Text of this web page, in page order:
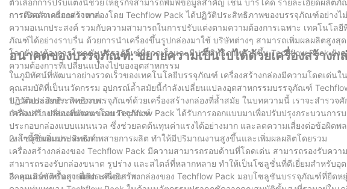
การติดฉลากแยกต่างหาก
การเปิดตัวเครื่องสร้างกล่องโดย Techflow Pack ได้ปฏิวัติประสิทธิภาพของบรรจุภัณฑ์อย่า
ความอเนกประสงค์ รวมกับความสามารถในการปรับแต่งตามความต้องการเฉพาะ เทคโนโล
ภัณฑ์ได้อย่างราบรื่น ด้วยการนำเครื่องขึ้นรูปกล่องมาใช้ บริษัทต่างๆ สามารถเพิ่มผลผลิตสูง
โลกยังคงต้องการโซลูชันบรรจุภัณฑ์ที่รวดเร็วและมีประสิทธิภาพมากขึ้น Techflow Pack ยัง
ความต้องการที่เปลี่ยนแปลงไปของอุตสาหกรรม
อนาคตของบรรจุภัณฑ์: ขยายความเป็นไปได้ด้วยเครื่องสร้างก
ในภูมิทัศน์ที่พัฒนาอย่างรวดเร็วของเทคโนโลยีบรรจุภัณฑ์ เครื่องสร้างกล่องมีความโดดเด่น
คุณสมบัติที่เป็นนวัตกรรม อุปกรณ์ล้ำสมัยนี้กำลังเปลี่ยนแปลงอุตสาหกรรมบรรจุภัณฑ์
ปฏิวัติประสิทธิภาพของบรรจุภัณฑ์ด้วยเครื่องสร้างกล่องที่ล้ำสมัย ในบทความนี้ เราจะสำรวจ
กำลังปรับเปลี่ยนอนาคตของบรรจุภัณฑ์
1. ปลดปล่อยประสิทธิภาพ:
เครื่องสร้างกล่องที่พัฒนาโดย Techflow Pack ได้รับการออกแบบมาเพื่อปรับปรุงกระบวนกา
ประกอบกล่องแบบแมนนวล ซึ่งช่วยลดต้นทุนค่าแรงได้อย่างมาก และลดความเสี่ยงต่อข้อผิดพ
เหล่านี้จึงเพิ่มประสิทธิภาพสายการผลิต ทำให้มีปริมาณงานสูงขึ้นและเพิ่มผลผลิตโดยรวม
2. โซลูชั่นอเนกประสงค์:
เครื่องสร้างกล่องของ Techflow Pack มีความสามารถรอบด้านที่โดดเด่น สามารถรองรับค
สามารถรองรับกล่องขนาด รูปร่าง และสไตล์ที่หลากหลาย ทำให้เป็นโซลูชั่นที่ดีเยี่ยมสำหรับอุ
อีคอมเมิร์ซ หรือการผลิต เครื่องสร้างกล่องของ Techflow Pack มอบโซลูชันบรรจุภัณฑ์ที่ยืด
3. คุณสมบัติขั้นสูงเพื่อประสิทธิภาพ: